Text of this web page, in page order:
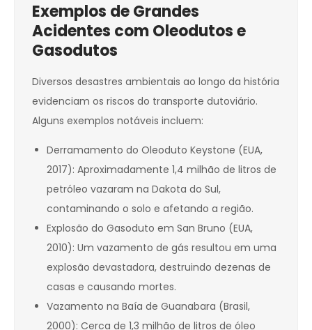
Exemplos de Grandes
Acidentes com Oleodutos e
Gasodutos
Diversos desastres ambientais ao longo da história
evidenciam os riscos do transporte dutoviário.
Alguns exemplos notáveis incluem:
Derramamento do Oleoduto Keystone (EUA,
2017): Aproximadamente 1,4 milhão de litros de
petróleo vazaram na Dakota do Sul,
contaminando o solo e afetando a região.
Explosão do Gasoduto em San Bruno (EUA,
2010): Um vazamento de gás resultou em uma
explosão devastadora, destruindo dezenas de
casas e causando mortes.
Vazamento na Baía de Guanabara (Brasil,
2000): Cerca de 1,3 milhão de litros de óleo